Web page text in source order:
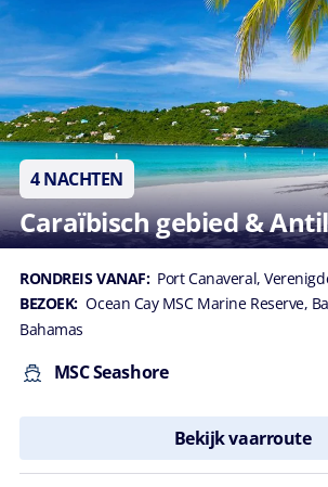
4 NACHTEN
Caraïbisch gebied &
RONDREIS VANAF: Port Canaveral,
BEZOEK: Ocean Cay MSC Marine Reserve,
Bahamas
MSC Seashore
Bekijk vaarroute